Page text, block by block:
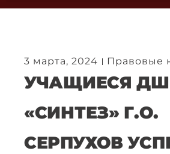
3 марта, 2024 Правовые
УЧАЩИЕСЯ
«СИНТЕЗ» Г.О.
СЕРПУХОВ